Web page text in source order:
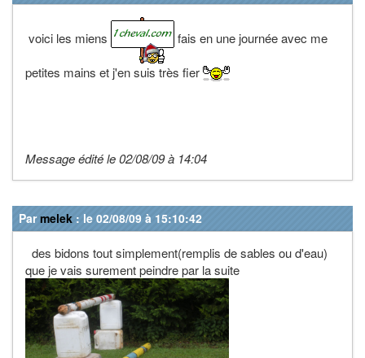
voici les miens
fais en une journée avec me
petites mains et j'en suis très fier
Message édité le 02/08/09 à 14:04
Parmelek : le 02/08/09 à 15:10:42
des bidons tout simplement(remplis de sables ou d'eau)
que je vais surement peindre par la suite